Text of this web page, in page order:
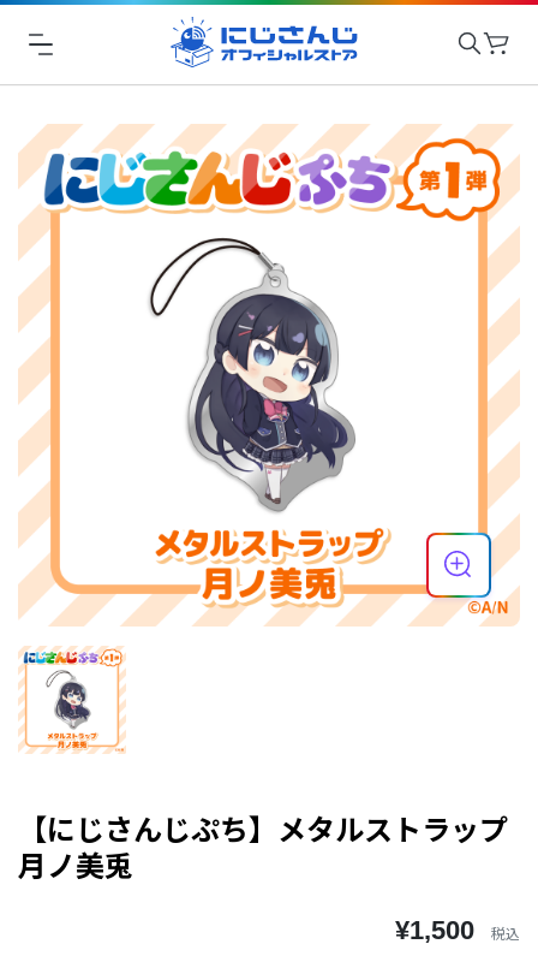
【にじさんじぷち】メタルストラップ
月ノ美兎
¥1,500 税込